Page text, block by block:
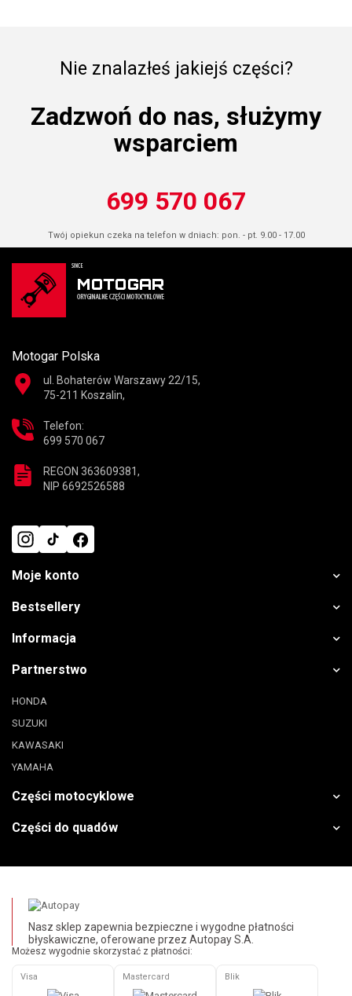
Nie znalazłeś jakiejś części?
Zadzwoń do nas, służymy
wsparciem
699 570 067
Twój opiekun czeka na telefon w dniach: pon. - pt. 9.00 - 17.00
Motogar Polska
ul. Bohaterów Warszawy 22/15,
75-211 Koszalin,
Telefon:
699 570 067
REGON 363609381,
NIP 6692526588
Moje konto
Bestsellery
Informacja
Partnerstwo
HONDA
SUZUKI
KAWASAKI
YAMAHA
Części motocyklowe
Części do quadów
Nasz sklep zapewnia bezpieczne i wygodne płatności
błyskawiczne, oferowane przez Autopay S.A.
Możesz wygodnie skorzystać z płatności:
Visa Mastercard Blik